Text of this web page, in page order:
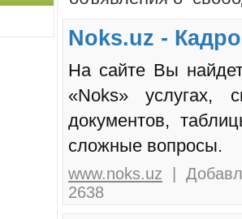
Noks.uz -
На сайте Вы
«Noks» услугах,
документов,
сложные вопросы.
www.noks.uz |
2638